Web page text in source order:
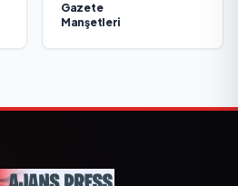
Gazete
Manşetleri